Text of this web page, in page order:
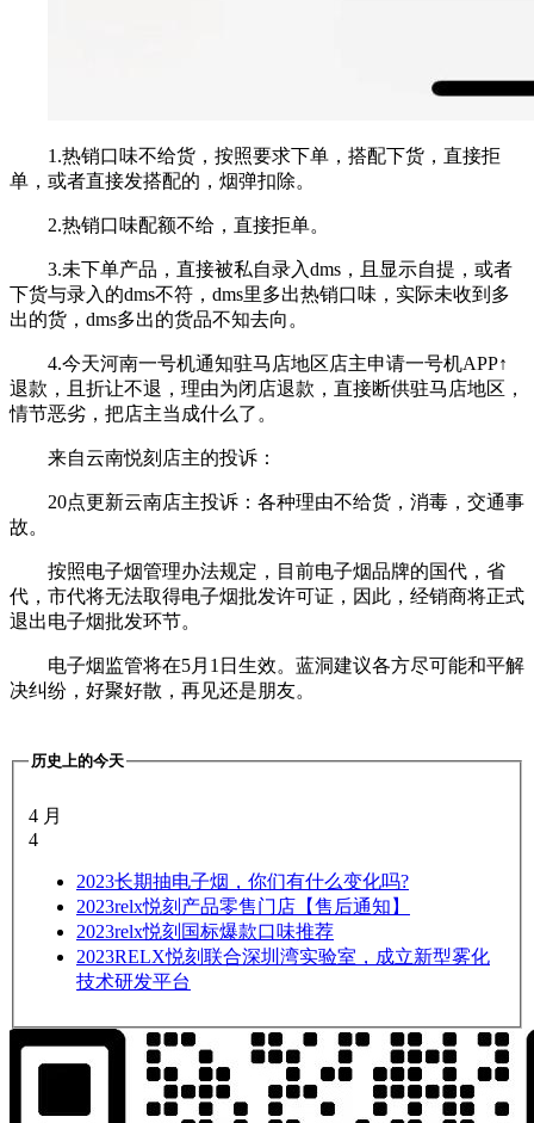
1.热销口味不给货，按照要求下单，搭配下货，直接拒
单，或者直接发搭配的，烟弹扣除。
2.热销口味配额不给，直接拒单。
3.未下单产品，直接被私自录入dms，且显示自提，或者
下货与录入的dms不符，dms里多出热销口味，实际未收到多
出的货，dms多出的货品不知去向。
4.今天河南一号机通知驻马店地区店主申请一号机APP↑
退款，且折让不退，理由为闭店退款，直接断供驻马店地区，
情节恶劣，把店主当成什么了。
来自云南悦刻店主的投诉：
20点更新云南店主投诉：各种理由不给货，消毒，交通事
故。
按照电子烟管理办法规定，目前电子烟品牌的国代，省
代，市代将无法取得电子烟批发许可证，因此，经销商将正式
退出电子烟批发环节。
电子烟监管将在5月1日生效。蓝洞建议各方尽可能和平解
决纠纷，好聚好散，再见还是朋友。
历史上的今天
4 月
4
2023长期抽电子烟，你们有什么变化吗?
2023relx悦刻产品零售门店【售后通知】
2023relx悦刻国标爆款口味推荐
2023RELX悦刻联合深圳湾实验室，成立新型雾化
技术研发平台